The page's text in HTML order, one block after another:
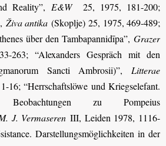
Reality”, E&W
25, 1975, 181-200;
Živa antika (Skoplje) 25, 1975, 469-489;
über den Tambapannidīpa”, Grazer
263; “Alexanders Gespräch mit den
Sancti Ambrosii)”, Litterae
16; “Herrschaftslöwe und Kriegselefant.
Beobachtungen zu Pompeius
J. Vermaseren III, Leiden 1978, 1116-
Darstellungsmöglichkeiten in der